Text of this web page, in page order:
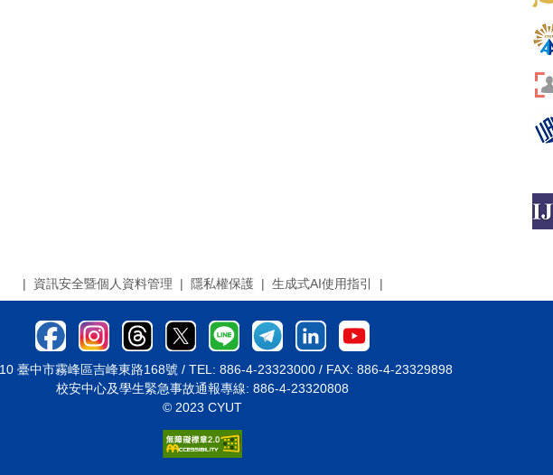
| 資訊安全暨個人資料管理 | 隱私權保護 | 生成式AI使用指引 |
臺中市霧峰區吉峰東路168號 / TEL: 886-4-23323000 / FAX: 886-4-23329898
校安中心及學生緊急事故通報專線: 886-4-23320808
© 2023 CYUT